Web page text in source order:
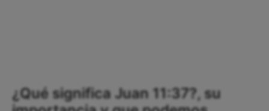
¿Qué significa Juan 11:37?, su